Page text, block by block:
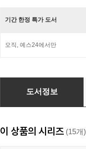
기간 한정 특가 도서
오직, 예스24에서만
심령탐정 야쿠모 14
도서정보
이 상품의 시리즈 (15개)